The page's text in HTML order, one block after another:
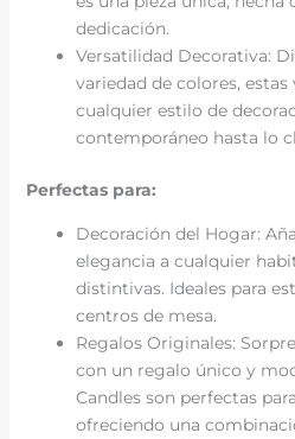
dedicación.
Versatilidad Decorativa:
variedad de colores, estas
cualquier estilo de
contemporáneo hasta lo
Perfectas para:
Decoración del Hogar:
elegancia a cualquier
distintivas. Ideales para
centros de mesa.
Regalos Originales:
con un regalo único y
Candles son perfectas
ofreciendo una